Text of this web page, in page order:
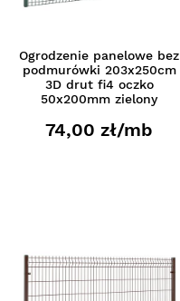
Ogrodzenie panelowe bez
podmurówki 203x250cm
3D drut fi4 oczko
50x200mm zielony
74,00 zł/mb